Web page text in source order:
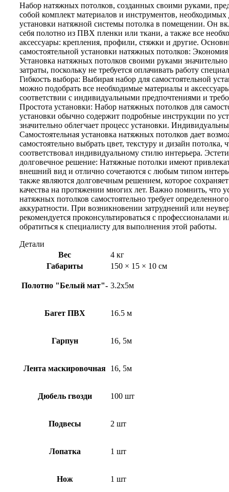
Набор натяжных потолков, созданных своими руками,
собой комплект материалов и инструментов, необходимых
установки натяжной системы потолка в помещении. Он
себя полотно из ПВХ пленки или ткани, а также все
аксессуары: крепления, профили, стяжки и другие.
самостоятельной установки натяжных потолков: Экономия
Установка натяжных потолков своими руками
затраты, поскольку не требуется оплачивать работу
Гибкость выбора: Выбирая набор для самостоятельной
можно подобрать все необходимые материалы и
соответствии с индивидуальными предпочтениями и
Простота установки: Набор натяжных потолков для
установки обычно содержит подробные инструкции по
значительно облегчает процесс установки.
Самостоятельная установка натяжных потолков дает
самостоятельно выбрать цвет, текстуру и дизайн потолка,
соответствовал индивидуальному стилю интерьера.
долговечное решение: Натяжные потолки имеют
внешний вид и отлично сочетаются с любым типом
также являются долговечным решением, которое
качества на протяжении многих лет. Важно помнить, что
натяжных потолков самостоятельно требует
аккуратности. При возникновении затруднений или
рекомендуется проконсультироваться с профессионалами
обратиться к специалисту для выполнения этой работы.
Детали
Вес
4 кг
Габариты
150 × 15 × 10 см
Полотно "Белый мат"- 3.2х5м
Багет ПВХ 16.5 м
Гарпун 16, 5м
Лента маскировочная 16, 5м
Дюбель гвозди 100 шт
Подвесы 2 шт
Лопатка 1 шт
Нож 1 шт